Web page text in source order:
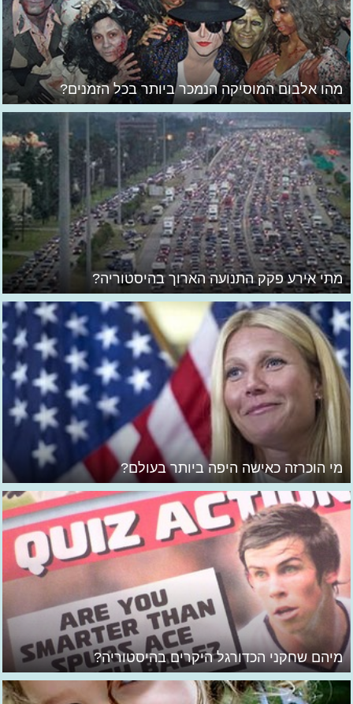
מהו אלבום המוסיקה הנמכר ביותר בכל הזמנים?
מתי אירע פקק התנועה הארוך בהיסטוריה?
מי הוכרזה כאישה היפה ביותר בעולם?
מיהם שחקני הכדורגל היקרים בהיסטוריה?